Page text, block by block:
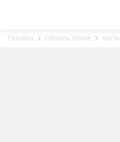
Головна Область Online